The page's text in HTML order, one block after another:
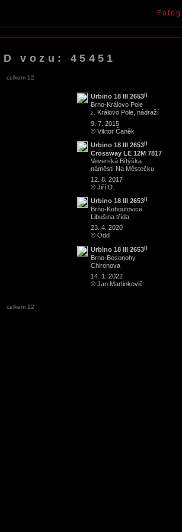
vozu: 45451
celkem 12
Urbino 18 III 2653
Brno-Královo Pole
z. Královo Pole, nádraží
9. 7. 2015
© Viktor Čaněk
Urbino 18 III 2653
Crossway LE 12M 7817
Veverská Bítýška
náměstí Na Městečku
12. 8. 2017
© Jiří D.
Urbino 18 III 2653
Brno-Kohoutovice
Libušina třída
23. 4. 2020
© Odd
Urbino 18 III 2653
Brno-Bosonohy
Chironova
14. 1. 2022
© Jan Martinkovič
celkem 12